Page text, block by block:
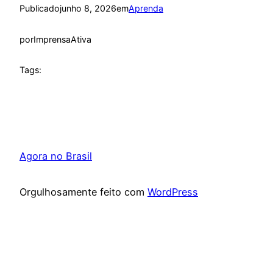
Publicadojunho 8, 2026emAprenda
porImprensaAtiva
Tags:
Agora no Brasil
Orgulhosamente feito com WordPress